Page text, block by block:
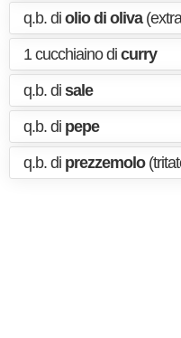
q.b. di olio di oliva
1 cucchiaino di curry
q.b. di sale
q.b. di pepe
q.b. di prezzemolo